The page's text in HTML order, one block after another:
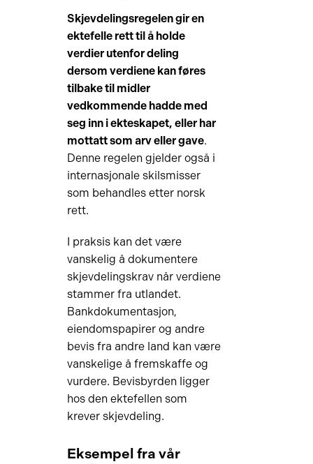
Skjevdelingsregelen gir en
ektefelle rett til å holde
verdier utenfor deling
dersom verdiene kan føres
tilbake til midler
vedkommende hadde med
seg inn i ekteskapet, eller har
mottatt som arv eller gave.
Denne regelen gjelder også i
internasjonale skilsmisser
som behandles etter norsk
rett.
I praksis kan det være
vanskelig å dokumentere
skjevdelingskrav når verdiene
stammer fra utlandet.
Bankdokumentasjon,
eiendomspapirer og andre
bevis fra andre land kan være
vanskelige å fremskaffe og
vurdere. Bevisbyrden ligger
hos den ektefellen som
krever skjevdeling.
Eksempel fra vår